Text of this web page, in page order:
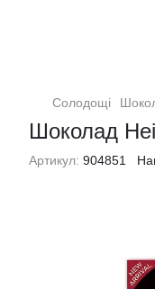
Солодощі
Шоколад
Артикул: 904851